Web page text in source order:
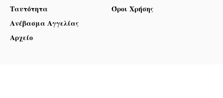
Ταυτότητα
Ανέβασμα Αγγελίας
Αρχείο
Όροι Χρήσης